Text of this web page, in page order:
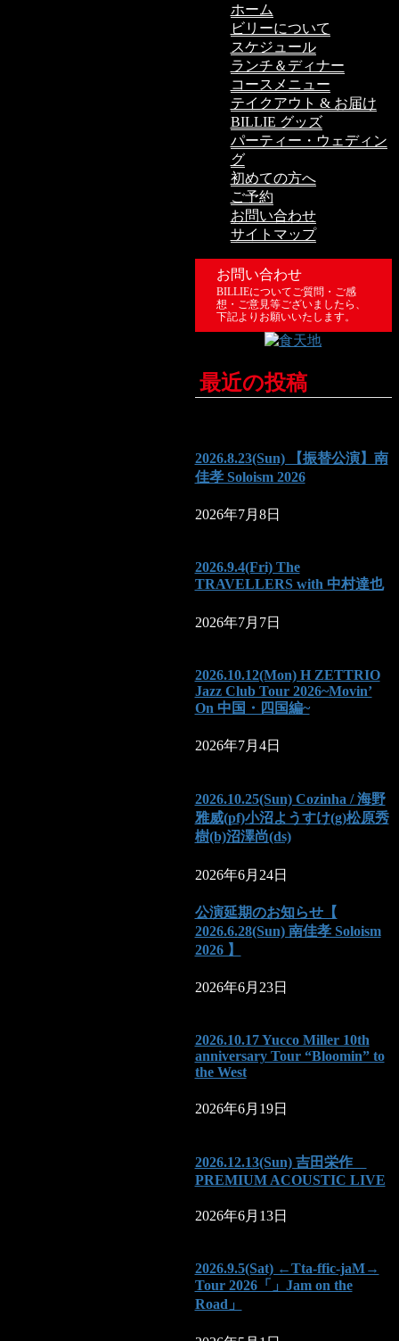
ホーム
ビリーについて
スケジュール
ランチ＆ディナー
コースメニュー
テイクアウト & お届け
BILLIE グッズ
パーティー・ウェディン
グ
初めての方へ
ご予約
お問い合わせ
サイトマップ
お問い合わせ
BILLIEについてご質問・ご感
想・ご意見等ございましたら、
下記よりお願いいたします。
最近の投稿
2026.8.23(Sun) 【振替公演】南
佳孝 Soloism 2026
2026年7月8日
2026.9.4(Fri) The
TRAVELLERS with 中村達也
2026年7月7日
2026.10.12(Mon) H ZETTRIO
Jazz Club Tour 2026~Movin’
On 中国・四国編~
2026年7月4日
2026.10.25(Sun) Cozinha / 海野
雅威(pf)小沼ようすけ(g)松原秀
樹(b)沼澤尚(ds)
2026年6月24日
公演延期のお知らせ【
2026.6.28(Sun) 南佳孝 Soloism
2026 】
2026年6月23日
2026.10.17 Yucco Miller 10th
anniversary Tour “Bloomin” to
the West
2026年6月19日
2026.12.13(Sun) 吉田栄作
PREMIUM ACOUSTIC LIVE
2026年6月13日
2026.9.5(Sat) ←Tta-ffic-jaM→
Tour 2026「」Jam on the
Road」